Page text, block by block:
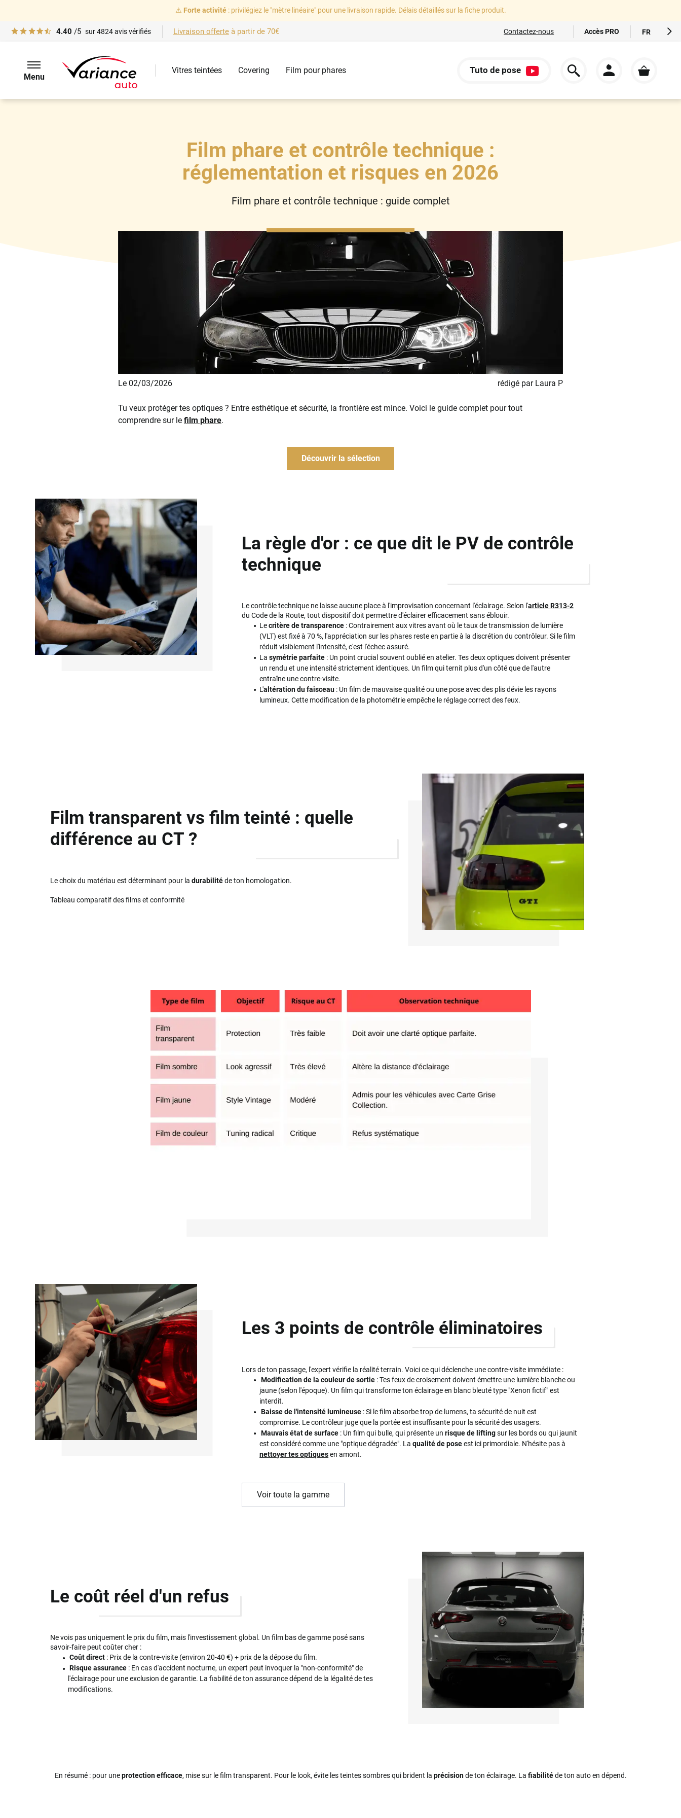
⚠️ Forte activité: privilégiez le "mètre linéaire" pour une livraison rapide. Délais détaillés sur la fiche produit.
4.40 /5 sur4824avis vérifiés Livraison offerteà partir de 70€ Contactez-nous Accès PRO FR
DE
Menu
Vitres teintées Covering Film pour phares Tuto de pose
Le 02/03/2026 rédigé par Laura P
Film phare et contrôle technique :
réglementation et risques en 2026
Film phare et contrôle technique : guide complet
Tu veux protéger tes optiques ? Entre esthétique et sécurité, la frontière est mince. Voici le guide complet pour tout
comprendre sur le film phare.
Découvrir la sélection
La règle d'or : ce que dit le PV de contrôle
technique
Le contrôle technique ne laisse aucune place à l'improvisation concernant l'éclairage. Selon l'article R313-2
du Code de la Route, tout dispositif doit permettre d'éclairer efficacement sans éblouir.
Lecritère de transparence : Contrairement aux vitres avant où le taux de transmission de lumière
(VLT) est fixé à 70 %, l'appréciation sur les phares reste en partie à la discrétion du contrôleur. Si le film
réduit visiblement l'intensité, c'est l'échec assuré.
Lasymétrie parfaite : Un point crucial souvent oublié en atelier. Tes deux optiques doivent présenter
un rendu et une intensité strictement identiques. Un film qui ternit plus d'un côté que de l'autre
entraîne une contre-visite.
L'altération du faisceau : Un film de mauvaise qualité ou une pose avec des plis dévie les rayons
lumineux. Cette modification de la photométrie empêche le réglage correct des feux.
Film transparent vs film teinté : quelle
différence au CT ?
Le choix du matériau est déterminant pour ladurabilitéde ton homologation.
Tableau comparatif des films et conformité
Les 3 points de contrôle éliminatoires
Lors de ton passage, l'expert vérifie la réalité terrain. Voici ce qui déclenche une contre-visite immédiate :
Modification de la couleur de sortie : Tes feux de croisement doivent émettre une lumière blanche ou
jaune (selon l'époque). Un film qui transforme ton éclairage en blanc bleuté type "Xenon fictif" est
interdit.
Baisse de l'intensité lumineuse : Si le film absorbe trop de lumens, ta sécurité de nuit est
compromise. Le contrôleur juge que la portée est insuffisante pour la sécurité des usagers.
Mauvais état de surface : Un film qui bulle, qui présente unrisque de liftingsur les bords ou qui jaunit
est considéré comme une "optique dégradée". Laqualité de poseest ici primordiale. N'hésite pas à
nettoyer tes optiquesen amont.
Voir toute la gamme
Le coût réel d'un refus
Ne vois pas uniquement le prix du film, mais l'investissement global. Un film bas de gamme posé sans
savoir-faire peut coûter cher :
Coût direct : Prix de la contre-visite (environ 20-40 €) + prix de la dépose du film.
Risque assurance : En cas d'accident nocturne, un expert peut invoquer la "non-conformité" de
l'éclairage pour une exclusion de garantie. La fiabilité de ton assurance dépend de la légalité de tes
modifications.
En résumé : pour uneprotection efficace, mise sur le film transparent. Pour le look, évite les teintes sombres qui brident la précisionde ton éclairage. La fiabilitéde ton auto en dépend.